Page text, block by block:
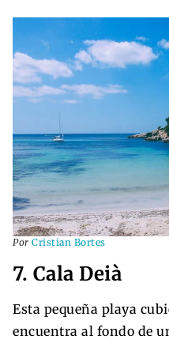
Por Cristian Bortes
7. Cala Deià
Esta pequeña playa
encuentra al fondo de